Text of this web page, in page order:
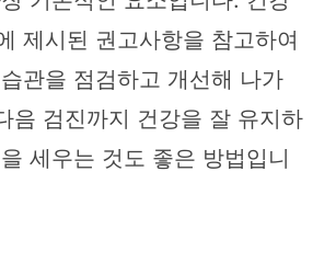
제시된 권고사항을 참고하여
관을 점검하고 개선해 나가
음 검진까지 건강을 잘 유지하
세우는 것도 좋은 방법입니